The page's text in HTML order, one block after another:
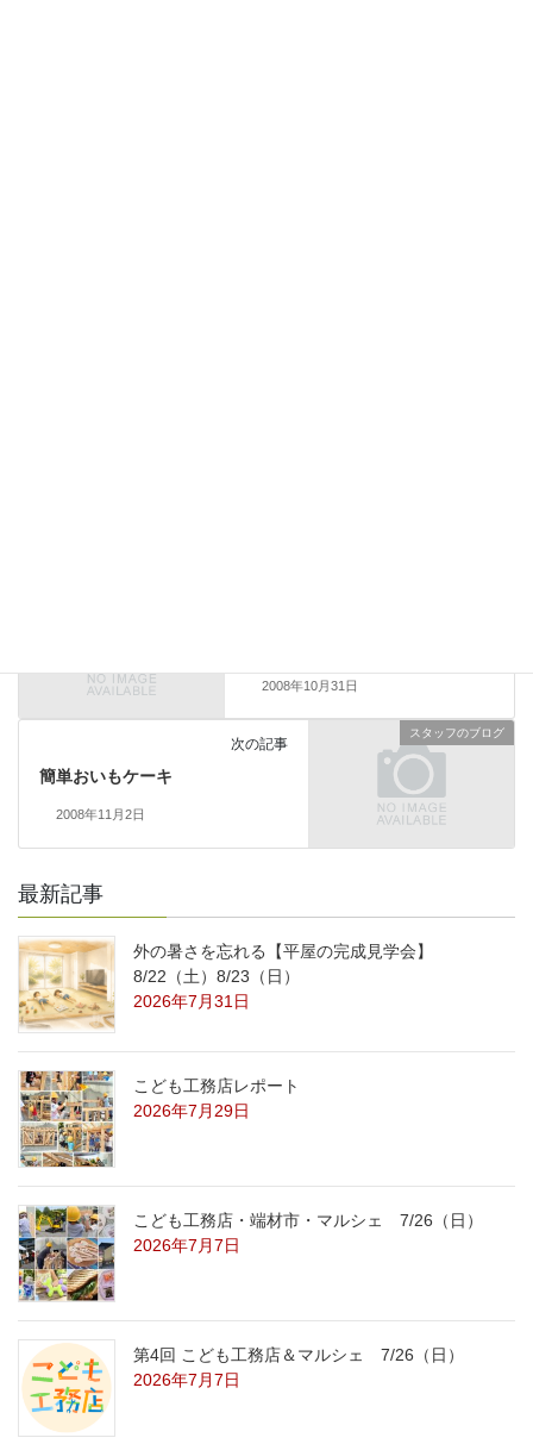
2008年10月31日
スタッフのブログ
次の記事
簡単おいもケーキ
2008年11月2日
最新記事
外の暑さを忘れる【平屋の完成見学会】
8/22（土）8/23（日）
2026年7月31日
こども工務店レポート
2026年7月29日
こども工務店・端材市・マルシェ 7/26（日）
2026年7月7日
第4回 こども工務店＆マルシェ 7/26（日）
2026年7月7日